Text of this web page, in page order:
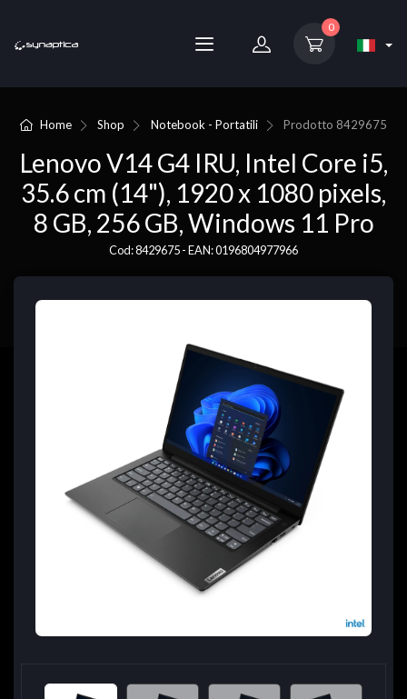
0
Home Shop Notebook - Portatili Prodotto 8429675
Lenovo V14 G4 IRU, Intel Core i5,
35.6 cm (14"), 1920 x 1080 pixels,
8 GB, 256 GB, Windows 11 Pro
Cod: 8429675 - EAN: 0196804977966